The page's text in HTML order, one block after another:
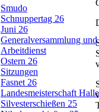
Smudo
Schnuppertag 26
Juni 26
Generalversammlung und
Arbeitdienst
Ostern 26
Sitzungen
Fasnet 26
Landesmeisterschaft
Silvesterschießen 25